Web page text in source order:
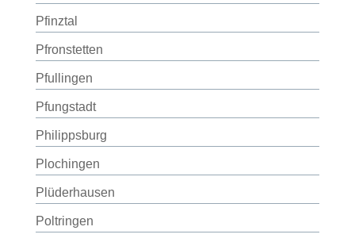
Pfinztal
Pfronstetten
Pfullingen
Pfungstadt
Philippsburg
Plochingen
Plüderhausen
Poltringen